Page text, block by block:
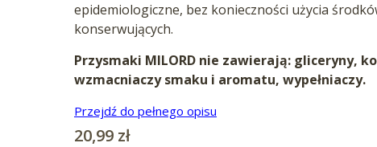
epidemiologiczne, bez konieczności użycia
konserwujących.
Przysmaki MILORD nie zawierają: gliceryny,
wzmacniaczy smaku i aromatu, wypełniaczy.
Przejdź do pełnego opisu
Cena
20,99 zł